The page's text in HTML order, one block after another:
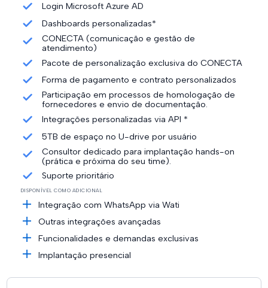
Login Microsoft Azure AD
Dashboards personalizadas*
CONECTA (comunicação e gestão de
atendimento)
Pacote de personalização exclusiva do CONECTA
Forma de pagamento e contrato personalizados
Participação em processos de homologação de
fornecedores e envio de documentação.
Integrações personalizadas via API *
5TB de espaço no U-drive por usuário
Consultor dedicado para implantação hands-on
(prática e próxima do seu time).
Suporte prioritário
DISPONÍVEL COMO ADICIONAL
Integração com WhatsApp via Wati
Outras integrações avançadas
Funcionalidades e demandas exclusivas
Implantação presencial